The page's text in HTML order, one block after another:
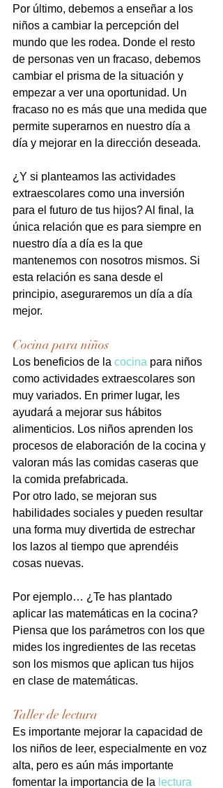
Por último, debemos a enseñar a los
niños a cambiar la percepción del
mundo que les rodea. Donde el resto
de personas ven un fracaso, debemos
cambiar el prisma de la situación y
empezar a ver una oportunidad. Un
fracaso no es más que una medida que
permite superarnos en nuestro día a
día y mejorar en la dirección deseada.
¿Y si planteamos las actividades
extraescolares como una inversión
para el futuro de tus hijos? Al final, la
única relación que es para siempre en
nuestro día a día es la que
mantenemos con nosotros mismos. Si
esta relación es sana desde el
principio, aseguraremos un día a día
mejor.
Cocina para niños
Los beneficios de la cocina para niños
como actividades extraescolares son
muy variados. En primer lugar, les
ayudará a mejorar sus hábitos
alimenticios. Los niños aprenden los
procesos de elaboración de la cocina y
valoran más las comidas caseras que
la comida prefabricada.
Por otro lado, se mejoran sus
habilidades sociales y pueden resultar
una forma muy divertida de estrechar
los lazos al tiempo que aprendéis
cosas nuevas.
Por ejemplo… ¿Te has plantado
aplicar las matemáticas en la cocina?
Piensa que los parámetros con los que
mides los ingredientes de las recetas
son los mismos que aplican tus hijos
en clase de matemáticas.
Taller de lectura
Es importante mejorar la capacidad de
los niños de leer, especialmente en voz
alta, pero es aún más importante
fomentar la importancia de la lectura